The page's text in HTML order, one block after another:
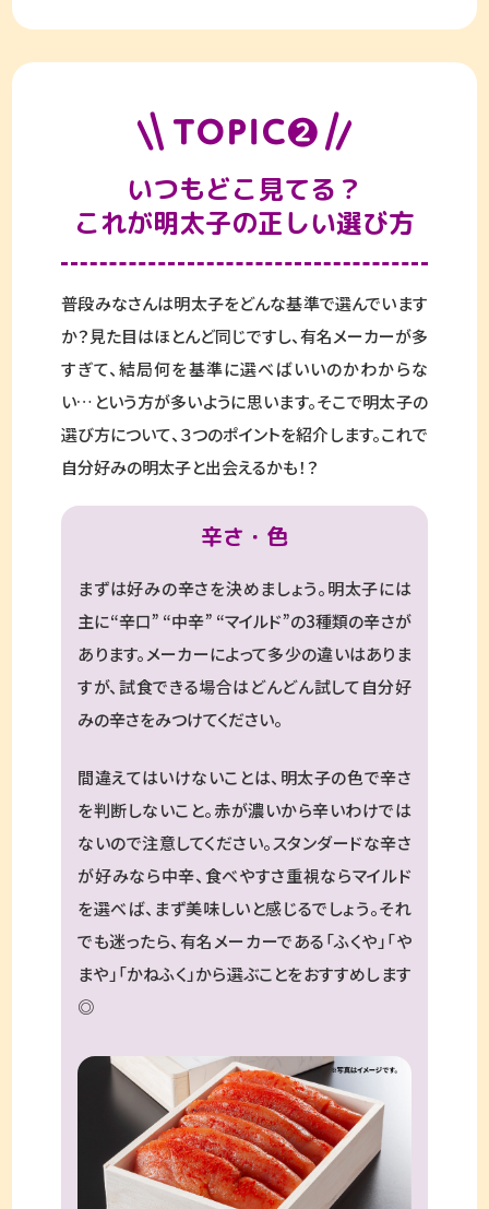
いつもどこ見てる？
これが明太子の正しい選び方
普段みなさんは明太子をどんな基準で選んでいます
か？見た目はほとんど同じですし、有名メーカーが多
すぎて、結局何を基準に選べばいいのかわからな
い…という方が多いように思います。そこで明太子の
選び方について、３つのポイントを紹介します。これで
自分好みの明太子と出会えるかも！？
辛さ・色
まずは好みの辛さを決めましょう。明太子には
主に“辛口” “中辛” “マイルド”の3種類の辛さが
あります。メーカーによって多少の違いはありま
すが、試食できる場合はどんどん試して自分好
みの辛さをみつけてください。
間違えてはいけないことは、明太子の色で辛さ
を判断しないこと。赤が濃いから辛いわけでは
ないので注意してください。スタンダードな辛さ
が好みなら中辛、食べやすさ重視ならマイルド
を選べば、まず美味しいと感じるでしょう。それ
でも迷ったら、有名メーカーである「ふくや」「や
まや」「かねふく」から選ぶことをおすすめします
◎